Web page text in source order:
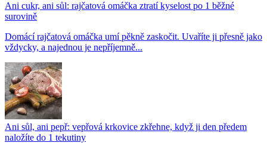
Ani cukr, ani sůl: rajčatová omáčka ztratí kyselost po 1 běžné
surovině
Domácí rajčatová omáčka umí pěkně zaskočit. Uvaříte ji přesně jako
vždycky, a najednou je nepříjemně...
Ani sůl, ani pepř: vepřová krkovice zkřehne, když ji den předem
naložíte do 1 tekutiny